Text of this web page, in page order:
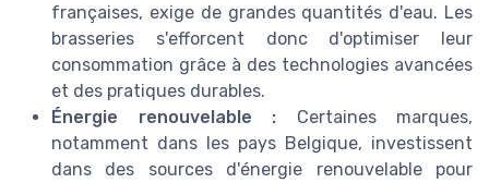
françaises, exige de grandes quantités d'eau. Les
brasseries s'efforcent donc d'optimiser leur
consommation grâce à des technologies avancées
et des pratiques durables.
Énergie renouvelable : Certaines marques,
notamment dans les pays Belgique, investissent
dans des sources d'énergie renouvelable pour